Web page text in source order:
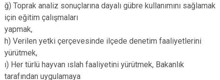
ğ) Toprak analiz sonuçlarına dayalı gübre kullanımını sağlamak
için eğitim çalışmaları
yapmak,
h) Verilen yetki çerçevesinde ilçede denetim faaliyetlerini
yürütmek,
ı) Her türlü hayvan ıslah faaliyetini yürütmek, Bakanlık
tarafından uygulamaya